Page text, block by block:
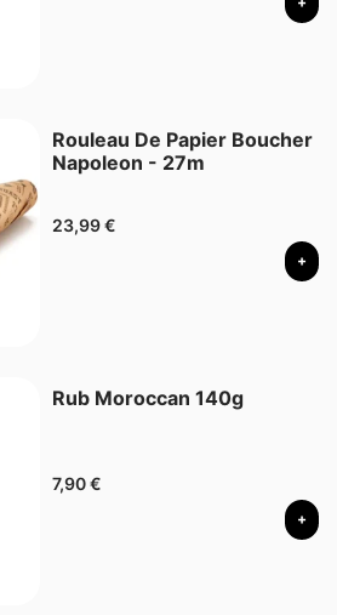
Rouleau De Papier Boucher
Napoleon - 27m
23,99€
+
Rub Moroccan 140g
7,90€
+